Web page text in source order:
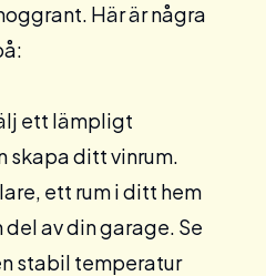
Här är några
ett lämpligt
skapa ditt vinrum.
ett rum i ditt hem
av din garage. Se
stabil temperatur